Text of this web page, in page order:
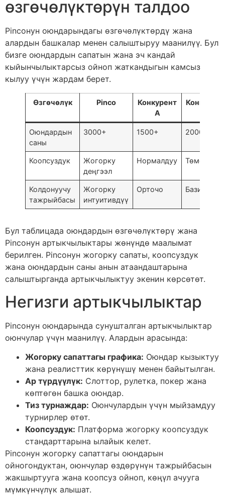
өзгөчөлүктөрүн талдоо
Pincoнун оюндарындагы өзгөчөлүктөрдү жана
алардын башкалар менен салыштыруу маанилүү. Бул
бизге оюндардын сапатын жана эч кандай
кыйынчылыктарсыз ойноп жаткандыгын камсыз
кылуу үчүн жардам берет.
Өзгөчөлүк Pinco
Конкурент
A
Конкурент
Оюндардын
саны
3000+ 1500+ 2000+
Коопсуздук
Жогорку
деңгээл
Нормалдуу Төмөн
Колдонуучу
тажрыйбасы
Жогорку
интуитивдүү
Орточо Базис
Бул таблицада оюндардын өзгөчөлүктөрү жана
Pincoнун артыкчылыктары жөнүндө маалымат
берилген. Pincoнун жогорку сапаты, коопсуздук
жана оюндардын саны анын атаандаштарына
салыштырганда артыкчылыктуу экенин көрсөтөт.
Негизги артыкчылыктар
Pincoнун оюндарында сунушталган артыкчылыктар
оюнчулар үчүн маанилүү. Алардын арасында:
Жогорку сапаттагы графика: Оюндар кызыктуу
жана реалисттик көрүнүшү менен байытылган.
Ар түрдүүлүк: Слоттор, рулетка, покер жана
көптөгөн башка оюндар.
Тиз турнаждар: Оюнчулардын үчүн мыйзамдуу
турнирлер өтөт.
Коопсуздук: Платформа жогорку коопсуздук
стандарттарына ылайык келет.
Pincoнун жогорку сапаттагы оюндарын
ойногондуктан, оюнчулар өздөрүнүн тажрыйбасын
жакшыртууга жана коопсуз ойноп, көңүл ачууга
мүмкүнчүлүк алышат.